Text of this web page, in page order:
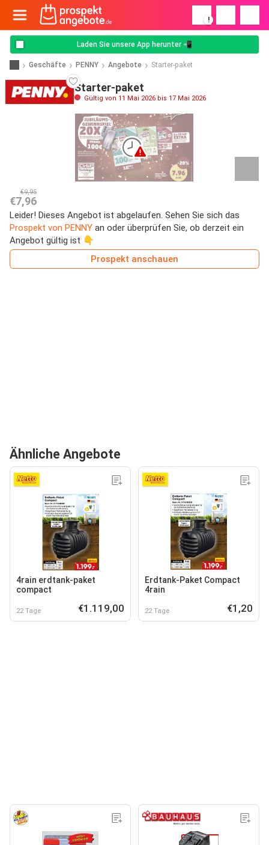
!
Laden Sie unsere App herunter 📲
Geschäfte PENNY Angebote Starter-paket
Starter-paket
Gültig von 11 Mai 2026 bis 17 Mai 2026
€9,95
€7,96
Leider! Dieses Angebot ist abgelaufen. Sehen Sie sich das
Prospekt von PENNY an oder überprüfen Sie, ob derzeit ein
Angebot gültig ist 👇
Prospekt anschauen
Ähnliche Angebote
4rain erdtank-paket
compact
22 Tage €1.119,00
Erdtank-Paket Compact
4rain
22 Tage €1,20